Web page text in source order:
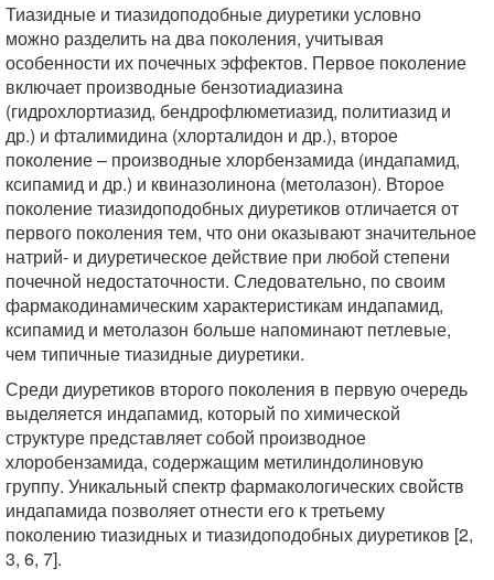
Тиазидные и тиазидоподобные диуретики условно
можно разделить на два поколения, учитывая
особенности их почечных эффектов. Первое поколение
включает производные бензотиадиазина
(гидрохлортиазид, бендрофлюметиазид, политиазид и
др.) и фталимидина (хлорталидон и др.), второе
поколение – производные хлорбензамида (индапамид,
ксипамид и др.) и квиназолинона (метолазон). Второе
поколение тиазидоподобных диуретиков отличается от
первого поколения тем, что они оказывают значительное
натрий- и диуретическое действие при любой степени
почечной недостаточности. Следовательно, по своим
фармакодинамическим характеристикам индапамид,
ксипамид и метолазон больше напоминают петлевые,
чем типичные тиазидные диуретики.
Среди диуретиков второго поколения в первую очередь
выделяется индапамид, который по химической
структуре представляет собой производное
хлоробензамида, содержащим метилиндолиновую
группу. Уникальный спектр фармакологических свойств
индапамида позволяет отнести его к третьему
поколению тиазидных и тиазидоподобных диуретиков [2,
3, 6, 7].